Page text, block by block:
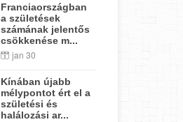
Franciaországban
a születések
számának jelentős
csökkenése m...
jan 30
Kínában újabb
mélypontot ért el a
születési és
halálozási ar...